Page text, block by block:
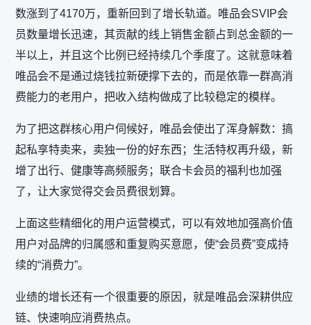
数涨到了4170万，重新回到了增长轨道。唯品会SVIP会
员数量增长迅速，其贡献的线上销售金额占到总金额的一
半以上，并且这个比例已经持续几个季度了。这就意味着
唯品会不是通过烧钱拉新硬撑下去的，而是依靠一群高消
费能力的老用户，把收入结构做成了比较稳定的模样。
为了把这群核心用户伺候好，唯品会使出了浑身解数：搞
起私享特卖来，卖独一份的好东西；生活特权再升级，新
增了出行、健康等高频服务；联合卡会员的福利也加强
了，让大家觉得交会员费很划算。
上面这些精细化的用户运营模式，可以有效地加强高价值
用户对品牌的归属感和重复购买意愿，使“会员费”变成持
续的“消费力”。
业绩的增长还有一个很重要的原因，就是唯品会深耕供应
链、快速响应消费热点。